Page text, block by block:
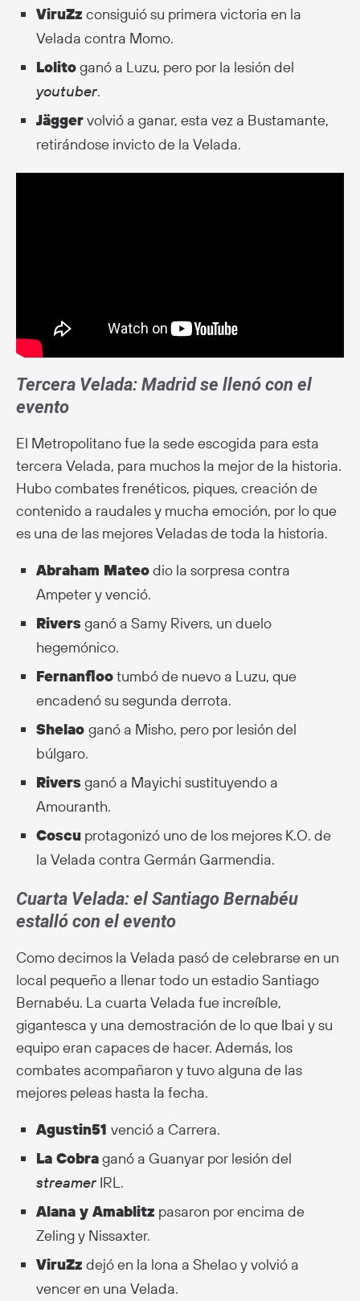
ViruZz consiguió su primera victoria en la
Velada contra Momo.
Lolitoganó a Luzu, pero por la lesión del
youtuber.
Jäggervolvió a ganar, esta vez a Bustamante,
retirándose invicto de la Velada.
Tercera Velada: Madrid se llenó con el
evento
El Metropolitano fue la sede escogida para esta
tercera Velada, para muchos la mejor de la historia.
Hubo combates frenéticos, piques, creación de
contenido a raudales y mucha emoción, por lo que
es una de las mejores Veladas de toda la historia.
Abraham Mateodio la sorpresa contra
Ampeter y venció.
Rivers ganó a Samy Rivers, un duelo
hegemónico.
Fernanflootumbó de nuevo a Luzu, que
encadenó su segunda derrota.
Shelao ganó a Misho, pero por lesión del
búlgaro.
Rivers ganó a Mayichi sustituyendo a
Amouranth.
Coscu protagonizó uno de los mejores K.O. de
la Velada contra Germán Garmendia.
Cuarta Velada: el Santiago Bernabéu
estalló con el evento
Como decimos la Velada pasó de celebrarse en un
local pequeño a llenar todo un estadio Santiago
Bernabéu. La cuarta Velada fue increíble,
gigantesca y una demostración de lo que Ibai y su
equipo eran capaces de hacer. Además, los
combates acompañaron y tuvo alguna de las
mejores peleas hasta la fecha.
Agustin51 venció a Carrera.
La Cobraganó a Guanyar por lesión del
streamer IRL.
Alana y Amablitz pasaron por encima de
Zeling y Nissaxter.
ViruZz dejó en la lona a Shelao y volvió a
vencer en una Velada.